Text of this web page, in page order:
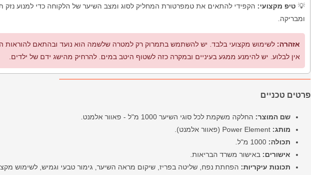
💡 טיפ מקצועי: הקפידי להתאים את טמפרטורת המחליק לסוג ומצב השיער של הלקוחה כדי למנוע
ומבריקה.
אזהרה: לשימוש מקצועי בלבד. יש להשתמש בתמרוק רק למטרה שלשמה הוא נועד ובהתאם להוראות
אין לבלוע. יש להימנע ממגע בעיניים ובמקרה כזה לשטוף היטב במים. להרחיק מהישג ידם של ילדים.
פרטים טכניים
שם המוצר: החלקה משקמת לכל סוגי השיער 1000 מ"ל - פאוור אלמנט.
מותג: Power Element (פאוור אלמנט).
תכולה: 1000 מ"ל.
אישורים: באישור משרד הבריאות.
תכונות עיקריות: הפחתת נפח, שליטה בפריז, שיקום מראה השיער, גימור טבעי וגמיש, לשימוש